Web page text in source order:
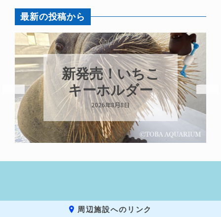
最新の投稿から
新発売！いちこ
キーホルダー
2026年8月8日
周辺施設へのリンク